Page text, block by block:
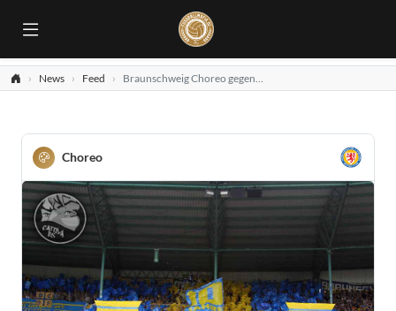
News Feed Braunschweig Choreo gegen Karlsruhe
Choreo